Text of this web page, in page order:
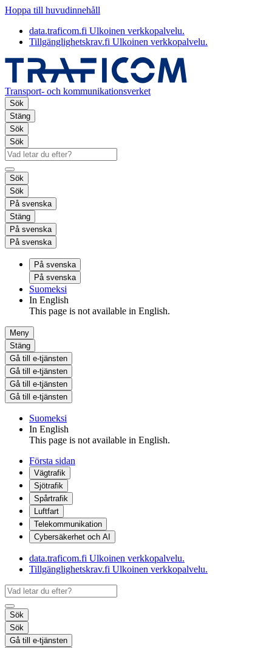
Hoppa till huvudinnehåll
data.traficom.fi Ulkoinen verkkopalvelu.
Tillgänglighetskrav.fi Ulkoinen verkkopalvelu.
Transport- och kommunikationsverket
Sök
Stäng
Sök
Sök
Sök
Sök
På svenska
Stäng
På svenska
På svenska
På svenska
På svenska
Suomeksi
In English
This page is not available in English.
Meny
Stäng
Gå till e-tjänsten
Gå till e-tjänsten
Gå till e-tjänsten
Gå till e-tjänsten
Suomeksi
In English
This page is not available in English.
Första sidan
Vägtrafik
Sjötrafik
Spårtrafik
Luftfart
Telekommunikation
Cybersäkerhet och AI
data.traficom.fi Ulkoinen verkkopalvelu.
Tillgänglighetskrav.fi Ulkoinen verkkopalvelu.
Sök
Sök
Gå till e-tjänsten